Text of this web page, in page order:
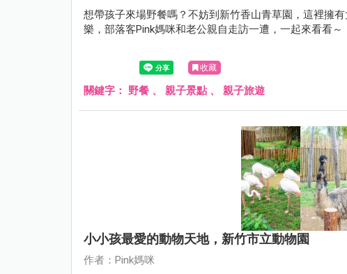
想帶孩子來場野餐嗎？不妨到新竹香山青草園，這裡擁
樂，部落客Pink媽咪和老公親自走訪一遭，一起來看看～
收藏
關鍵字： 野餐 、 親子景點 、 親子旅遊
小小孩最愛的動物天地，新竹市立動物園
作者：Pink媽咪